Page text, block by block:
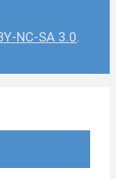
NC-SA 3.0.